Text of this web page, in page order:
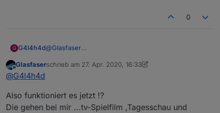
0
G G4l4h4d@Glasfaser
auch alle View´s bis auf 20-22....
Offline
Glasfaserschrieb am 27. Apr. 2020, 16:33
zuletzt editiert von Glasfaser
@G4l4h4d
Also funktioniert es jetzt !?
Die gehen bei mir ...tv-Spielfilm ,Tagesschau und